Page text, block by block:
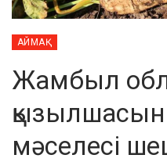
АЙМАҚ
Жамбыл
қызылшасын
мәселесі